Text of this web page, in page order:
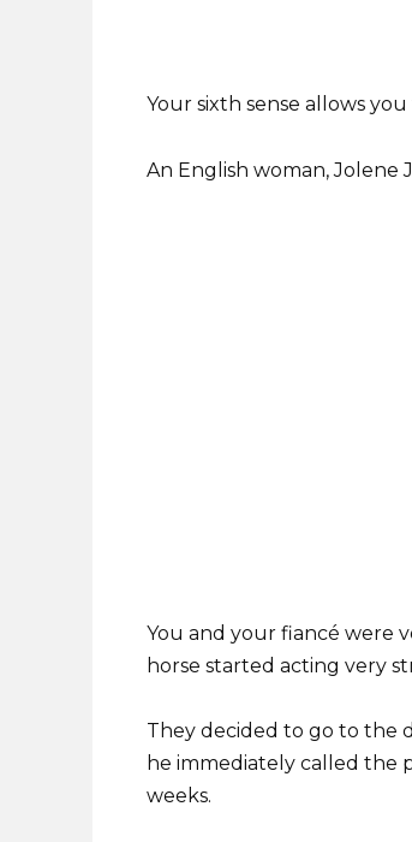
Your sixth sense allows
An English woman, Jolene
You and your fiancé were
horse started acting very
They decided to go to the
he immediately called the
weeks.